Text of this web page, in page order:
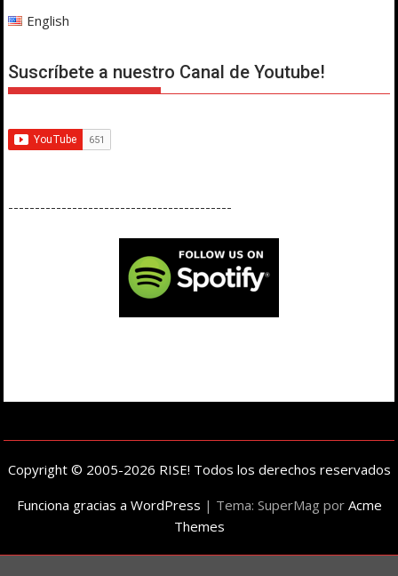
English
Suscríbete a nuestro Canal de Youtube!
------------------------------------------
Copyright © 2005-2026 RISE! Todos los derechos reservados
Funciona gracias a WordPress | Tema: SuperMag por Acme
Themes